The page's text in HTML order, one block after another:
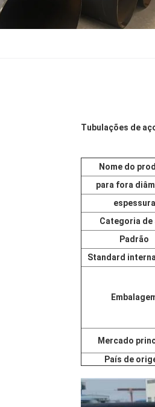
Tubulações de
Nome do
para fora
espessura
Categoria de
Padrão
Standard
Mercado
País de